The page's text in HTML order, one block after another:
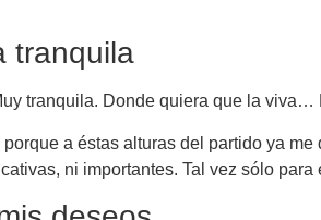
tranquila
tranquila. Donde quiera que la
a éstas alturas del partido ya
ni importantes. Tal vez sólo